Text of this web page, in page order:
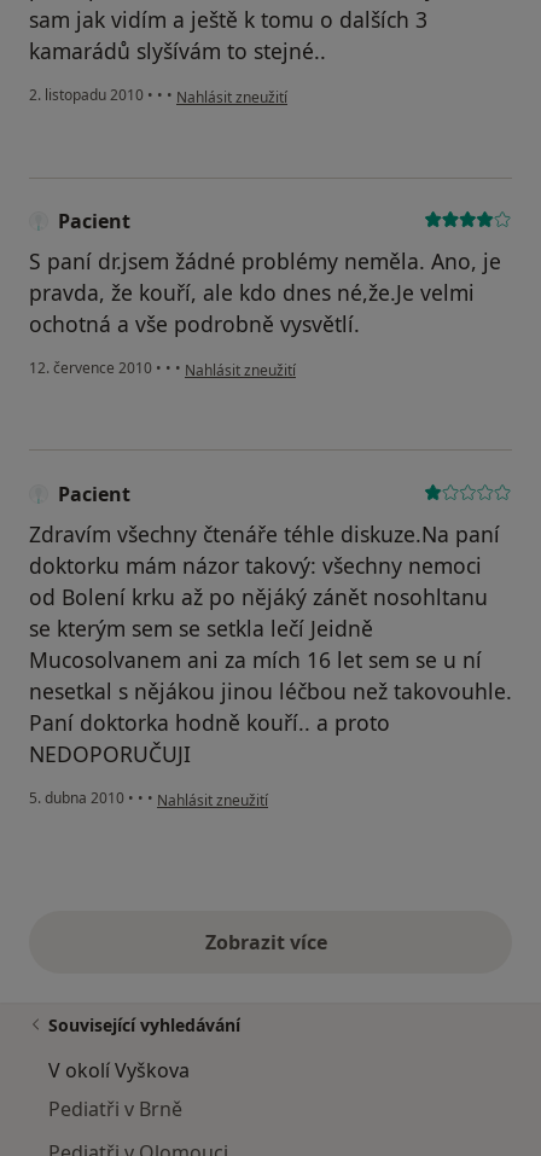
sam jak vidím a ještě k tomu o dalších 3
kamarádů slyšívám to stejné..
2. listopadu 2010 • • • podle názoru uživatele Váš účet byl odstraněn
Nahlásit zneužití
Pacient
S paní dr.jsem žádné problémy neměla. Ano, je
pravda, že kouří, ale kdo dnes né,že.Je velmi
ochotná a vše podrobně vysvětlí.
12. července 2010 • • • podle názoru uživatele Pacient
Nahlásit zneužití
Pacient
Zdravím všechny čtenáře téhle diskuze.Na paní
doktorku mám názor takový: všechny nemoci
od Bolení krku až po nějáký zánět nosohltanu
se kterým sem se setkla lečí Jeidně
Mucosolvanem ani za mích 16 let sem se u ní
nesetkal s nějákou jinou léčbou než takovouhle.
Paní doktorka hodně kouří.. a proto
NEDOPORUČUJI
5. dubna 2010 • • • podle názoru uživatele Pacient
Nahlásit zneužití
Zobrazit vícevýše uvedené názory
Související vyhledávání
V okolí Vyškova
Pediatři v Brně